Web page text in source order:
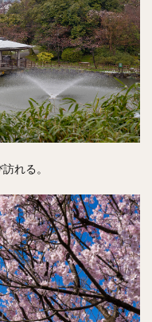
れる。